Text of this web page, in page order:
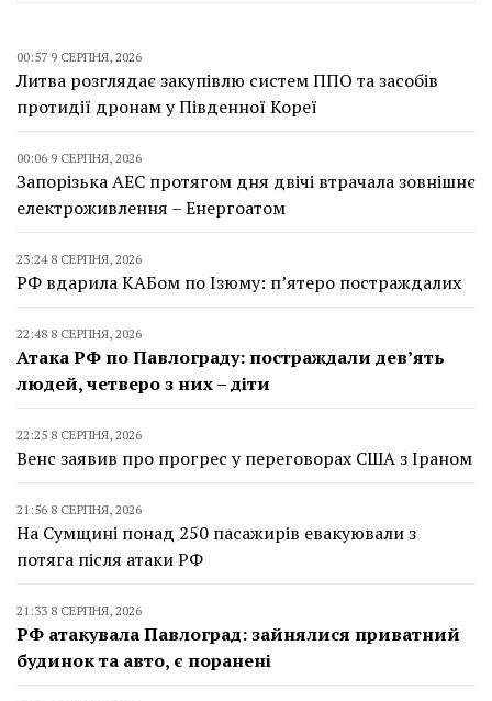
00:57 9 СЕРПНЯ, 2026
Литва розглядає закупівлю систем ППО та засобів
протидії дронам у Південної Кореї
00:06 9 СЕРПНЯ, 2026
Запорізька АЕС протягом дня двічі втрачала зовнішнє
електроживлення – Енергоатом
23:24 8 СЕРПНЯ, 2026
РФ вдарила КАБом по Ізюму: п’ятеро постраждалих
22:48 8 СЕРПНЯ, 2026
Атака РФ по Павлограду: постраждали дев’ять
людей, четверо з них – діти
22:25 8 СЕРПНЯ, 2026
Венс заявив про прогрес у переговорах США з Іраном
21:56 8 СЕРПНЯ, 2026
На Сумщині понад 250 пасажирів евакуювали з
потяга після атаки РФ
21:33 8 СЕРПНЯ, 2026
РФ атакувала Павлоград: зайнялися приватний
будинок та авто, є поранені